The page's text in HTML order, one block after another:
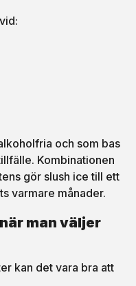
och som bas
Kombinationen
gör slush ice till ett
varmare månader.
man väljer
kan det vara bra att